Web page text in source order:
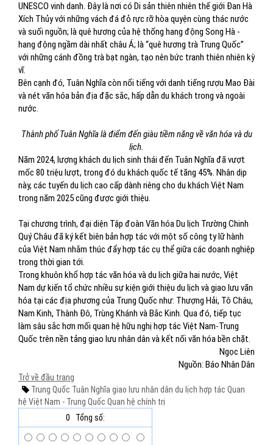
UNESCO vinh danh. Đây là nơi có Di sản thiên nhiên thế giới Đan Hà
Xích Thủy với những vách đá đỏ rực rỡ hòa quyện cùng thác nước
và suối nguồn; là quê hương của hệ thống hang động Song Hà -
hang động ngầm dài nhất châu Á; là “quê hương trà Trung Quốc”
với những cánh đồng trà bạt ngàn, tạo nên bức tranh thiên nhiên kỳ
vĩ.
Bên cạnh đó, Tuân Nghĩa còn nổi tiếng với danh tiếng rượu Mao Đài
và nét văn hóa bản địa đặc sắc, hấp dẫn du khách trong và ngoài
nước.
Thành phố Tuân Nghĩa là điểm đến giàu tiềm năng về văn hóa và du
lịch.
Năm 2024, lượng khách du lịch sinh thái đến Tuân Nghĩa đã vượt
mốc 80 triệu lượt, trong đó du khách quốc tế tăng 45%. Nhân dịp
này, các tuyến du lịch cao cấp dành riêng cho du khách Việt Nam
trong năm 2025 cũng được giới thiệu.
Tại chương trình, đại diện Tập đoàn Văn hóa Du lịch Trường Chinh
Quý Châu đã ký kết biên bản hợp tác với một số công ty lữ hành
của Việt Nam nhằm thúc đẩy hợp tác cụ thể giữa các doanh nghiệp
trong thời gian tới.
Trong khuôn khổ hợp tác văn hóa và du lịch giữa hai nước, Việt
Nam dự kiến tổ chức nhiều sự kiện giới thiệu du lịch và giao lưu văn
hóa tại các địa phương của Trung Quốc như: Thượng Hải, Tô Châu,
Nam Kinh, Thành Đô, Trùng Khánh và Bắc Kinh. Qua đó, tiếp tục
làm sâu sắc hơn mối quan hệ hữu nghị hợp tác Việt Nam-Trung
Quốc trên nền tảng giao lưu nhân dân và kết nối văn hóa bền chặt.
Ngọc Liên
Nguồn: Báo Nhân Dân
Trở về đầu trang
Trung Quốc Tuân Nghĩa giao lưu nhân dân du lịch hợp tác Quan
hệ Việt Nam - Trung Quốc Quan hệ chính trị
0
Tổng số: